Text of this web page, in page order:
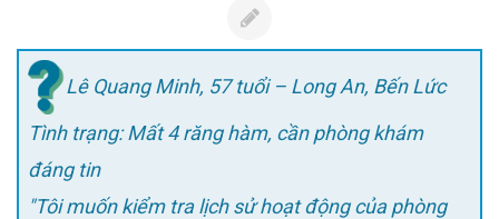
Lê Quang Minh, 57 tuổi – Long An, Bến Lức
Tình trạng: Mất 4 răng hàm, cần phòng khám
đáng tin
"Tôi muốn kiểm tra lịch sử hoạt động của phòng